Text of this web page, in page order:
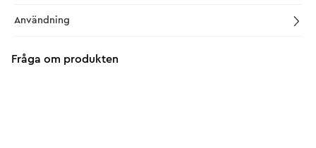
Användning
Fråga om produkten